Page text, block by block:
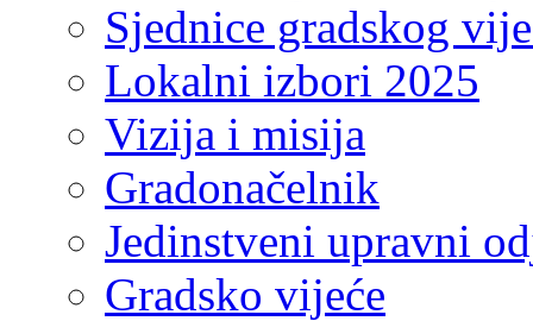
Sjednice gradskog
Lokalni izbori 2025
Vizija i misija
Gradonačelnik
Jedinstveni upravni
Gradsko vijeće